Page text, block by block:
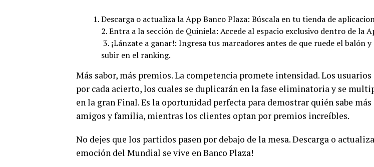
Descarga o actualiza la App Banco Plaza: Búscala en tu tienda de
2. Entra a la sección de Quiniela: Accede al espacio exclusivo dentro de la
3. ¡Lánzate a ganar!: Ingresa tus marcadores antes de que ruede el balón
subir en el ranking.
Más sabor, más premios. La competencia promete intensidad. Los
por cada acierto, los cuales se duplicarán en la fase eliminatoria y se
en la gran Final. Es la oportunidad perfecta para demostrar quién sabe
amigos y familia, mientras los clientes optan por premios increíbles.
No dejes que los partidos pasen por debajo de la mesa. Descarga o
emoción del Mundial se vive en Banco Plaza!